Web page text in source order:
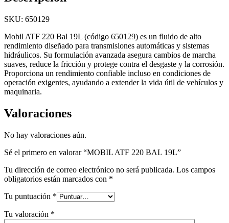
SKU: 650129
Mobil ATF 220 Bal 19L (código 650129) es un fluido de alto
rendimiento diseñado para transmisiones automáticas y sistemas
hidráulicos. Su formulación avanzada asegura cambios de marcha
suaves, reduce la fricción y protege contra el desgaste y la corrosión.
Proporciona un rendimiento confiable incluso en condiciones de
operación exigentes, ayudando a extender la vida útil de vehículos y
maquinaria.
Valoraciones
No hay valoraciones aún.
Sé el primero en valorar “MOBIL ATF 220 BAL 19L”
Tu dirección de correo electrónico no será publicada. Los campos
obligatorios están marcados con *
Tu puntuación *
Tu valoración *